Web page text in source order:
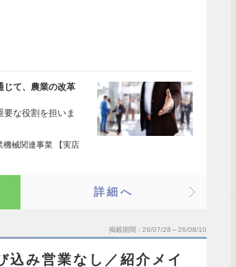
じて、農業の改革
な役割を担いま
機械関連事業 【実店
詳細へ
掲載期間 26/07/28～26/08/10
込み営業なし／紹介メイ